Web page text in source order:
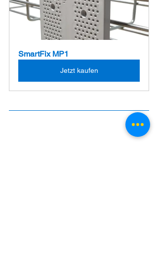
SmartFix MP1
Jetzt kaufen